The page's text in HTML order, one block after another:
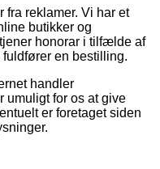
reklamer. Vi har et
butikker og
honorar i tilfælde af
en bestilling.
handler
umuligt for os at give
er foretaget siden